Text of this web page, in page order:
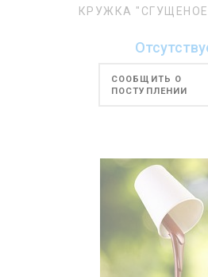
КРУЖКА
СООБЩИТЬ О
ПОСТУПЛЕНИИ